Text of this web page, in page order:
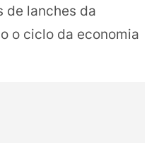
de lanches da
o ciclo da economia